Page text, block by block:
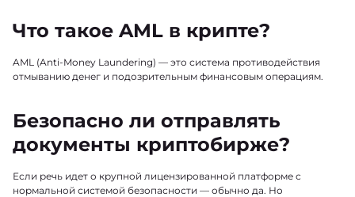
Что такое AML в крипте?
AML (Anti-Money Laundering) — это система противодействия
отмыванию денег и подозрительным финансовым операциям.
Безопасно ли отправлять
документы криптобирже?
Если речь идет о крупной лицензированной платформе с
нормальной системой безопасности — обычно да. Но